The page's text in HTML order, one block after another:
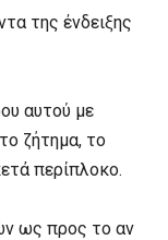
της ένδειξης
αυτού με
ζήτημα, το
περίπλοκο.
ως προς το αν